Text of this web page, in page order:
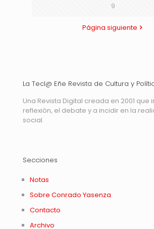
9
Página siguiente
La Tecl@ Eñe Revista de Cultura y
Una Revista Digital creada en 2001 que
reflexión, el debate y a incidir en la
social.
Secciones
Notas
Sobre Conrado Yasenza
Contacto
Archivo